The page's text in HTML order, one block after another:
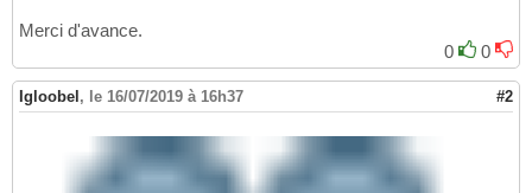
14
16
17
) & "'"
Next cpt
Merci d'avance.
0
0
Igloobel , le 16/07/2019 à 16h37 #2